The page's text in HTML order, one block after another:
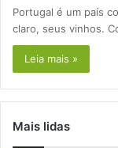
Portugal é um país
claro, seus vinhos.
Leia mais »
Mais lidas